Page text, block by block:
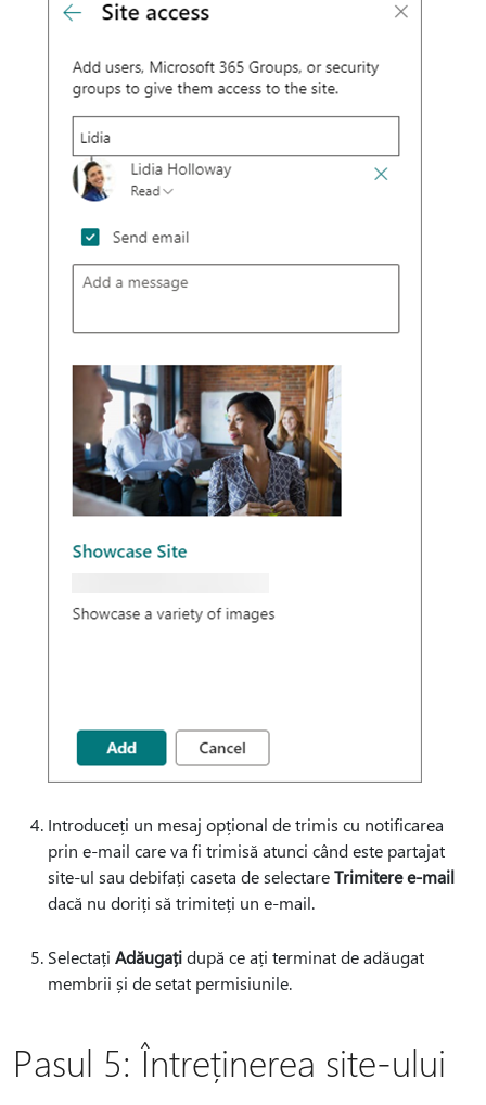
Introduceți un mesaj opțional de trimis cu notificarea
prin e-mail care va fi trimisă atunci când este partajat
site-ul sau debifați caseta de selectareTrimitere e-mail
dacă nu doriți să trimiteți un e-mail.
Selectați Adăugațidupă ce ați terminat de adăugat
membrii și de setat permisiunile.
Pasul 5: Întreținerea site-ului